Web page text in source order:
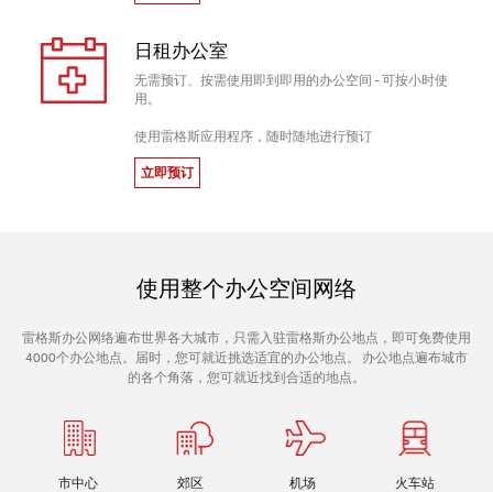
日租办公室
无需预订、按需使用即到即用的办公空间 - 可按小时使
用。
使用雷格斯应用程序，随时随地进行预订
立即预订
使用整个办公空间网络
雷格斯办公网络遍布世界各大城市，只需入驻雷格斯办公地点，即可免费使用
4000个办公地点。届时，您可就近挑选适宜的办公地点。 办公地点遍布城市
的各个角落，您可就近找到合适的地点。
市中心 郊区 机场 火车站